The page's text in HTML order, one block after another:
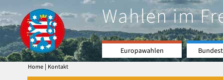
Wahlen im
Europawahlen
Home | Kontakt